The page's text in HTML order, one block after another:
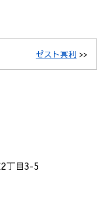
ゼスト冥利 >>
丁目3-5